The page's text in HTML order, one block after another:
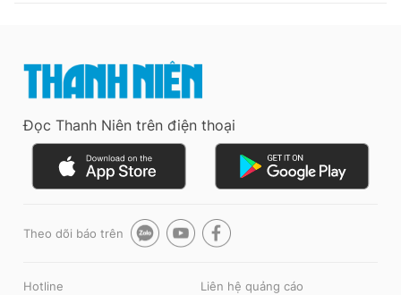
Đọc Thanh Niên trên điện thoại
Theo dõi báo trên
Hotline Liên hệ quảng cáo